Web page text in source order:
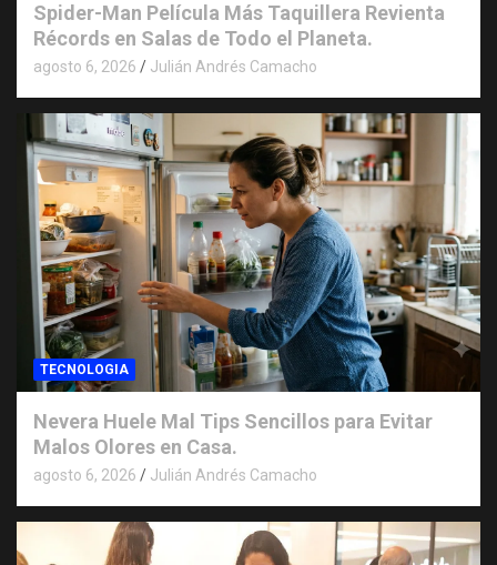
Spider-Man Película Más Taquillera Revienta
Récords en Salas de Todo el Planeta.
agosto 6, 2026 Julián Andrés Camacho
TECNOLOGIA
Nevera Huele Mal Tips Sencillos para Evitar
Malos Olores en Casa.
agosto 6, 2026 Julián Andrés Camacho